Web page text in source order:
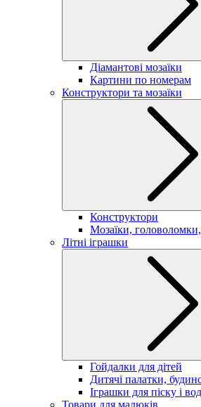
Діамантові мозаїки
Картини по номерам
Конструктори та мозаїки
Конструктори
Мозаїки,
Літні іграшки
Гойдалки для дітей
Дитячі палатки,
Іграшки для піску і
Товари для малюків